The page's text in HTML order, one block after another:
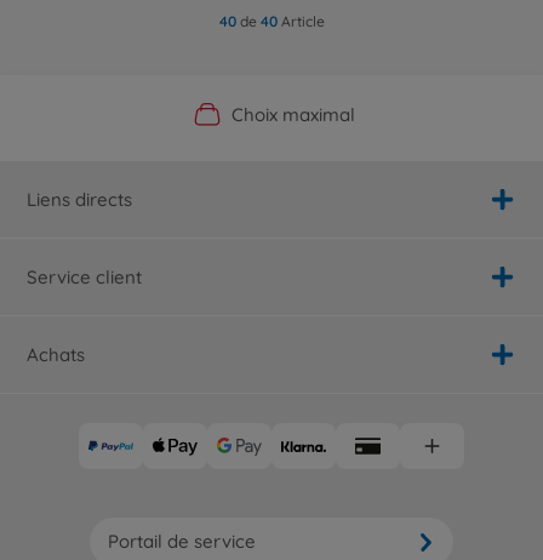
40de 40Article
Boutique officielle du fabricant
Choix maximal
Service personnalisé
Livraison rapide
Liens directs
Service client
Achats
Portail de service